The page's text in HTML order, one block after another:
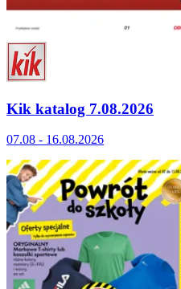
Kik katalog 7.08.2026
07.08 - 16.08.2026